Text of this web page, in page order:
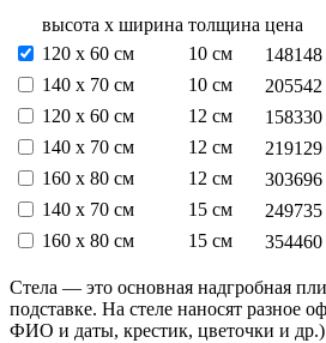
высота х ширина толщина цена
120 х 60 см
10 см
140 х 70 см
10 см
120 х 60 см
12 см
140 х 70 см
12 см
160 х 80 см
12 см
140 х 70 см
15 см
160 х 80 см
15 см
Стела — это основная надгробная
подставке. На стеле наносят разное
ФИО и даты, крестик, цветочки и др.)